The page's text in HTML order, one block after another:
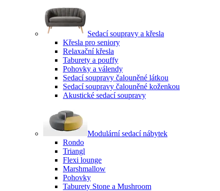
Sedací soupravy a křesla
Křesla pro seniory
Relaxační křesla
Taburety a pouffy
Pohovky a válendy
Sedací soupravy čalouněné látkou
Sedací soupravy čalouněné koženkou
Akustické sedací soupravy
Modulární sedací nábytek
Rondo
Triangl
Flexi lounge
Marshmallow
Pohovky
Taburety Stone a Mushroom